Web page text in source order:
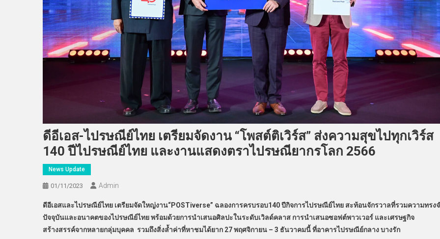
ดีอีเอส-ไปรษณีย์ไทย เตรียมจัดงาน “โพสต์ติเวิร์ส” ส่งความสุขไปทุกเวิร์ส
140 ปีไปรษณีย์ไทย และงานแสดงตราไปรษณียากรโลก 2566
News Update
01/11/2023 Admin
ดีอีเอสและไปรษณีย์ไทย เตรียมจัดใหญ่งาน“POSTiverse” ฉลองการครบรอบ140 ปีกิจการไปรษณีย์ไทย สะท้อนจักรวาลที่รวมความทรง
ปัจจุบันและอนาคตของไปรษณีย์ไทย พร้อมด้วยการนำเสนอศิลปะในระดับเวิลด์คลาส การนำเสนอซอฟต์พาวเวอร์ และเศรษฐกิจ
สร้างสรรค์จากหลายกลุ่มบุคคล รวมถึงสิ่งล้ำค่าที่หาชมได้ยาก 27 พฤศจิกายน – 3 ธันวาคมนี้ ที่อาคารไปรษณีย์กลาง บางรัก